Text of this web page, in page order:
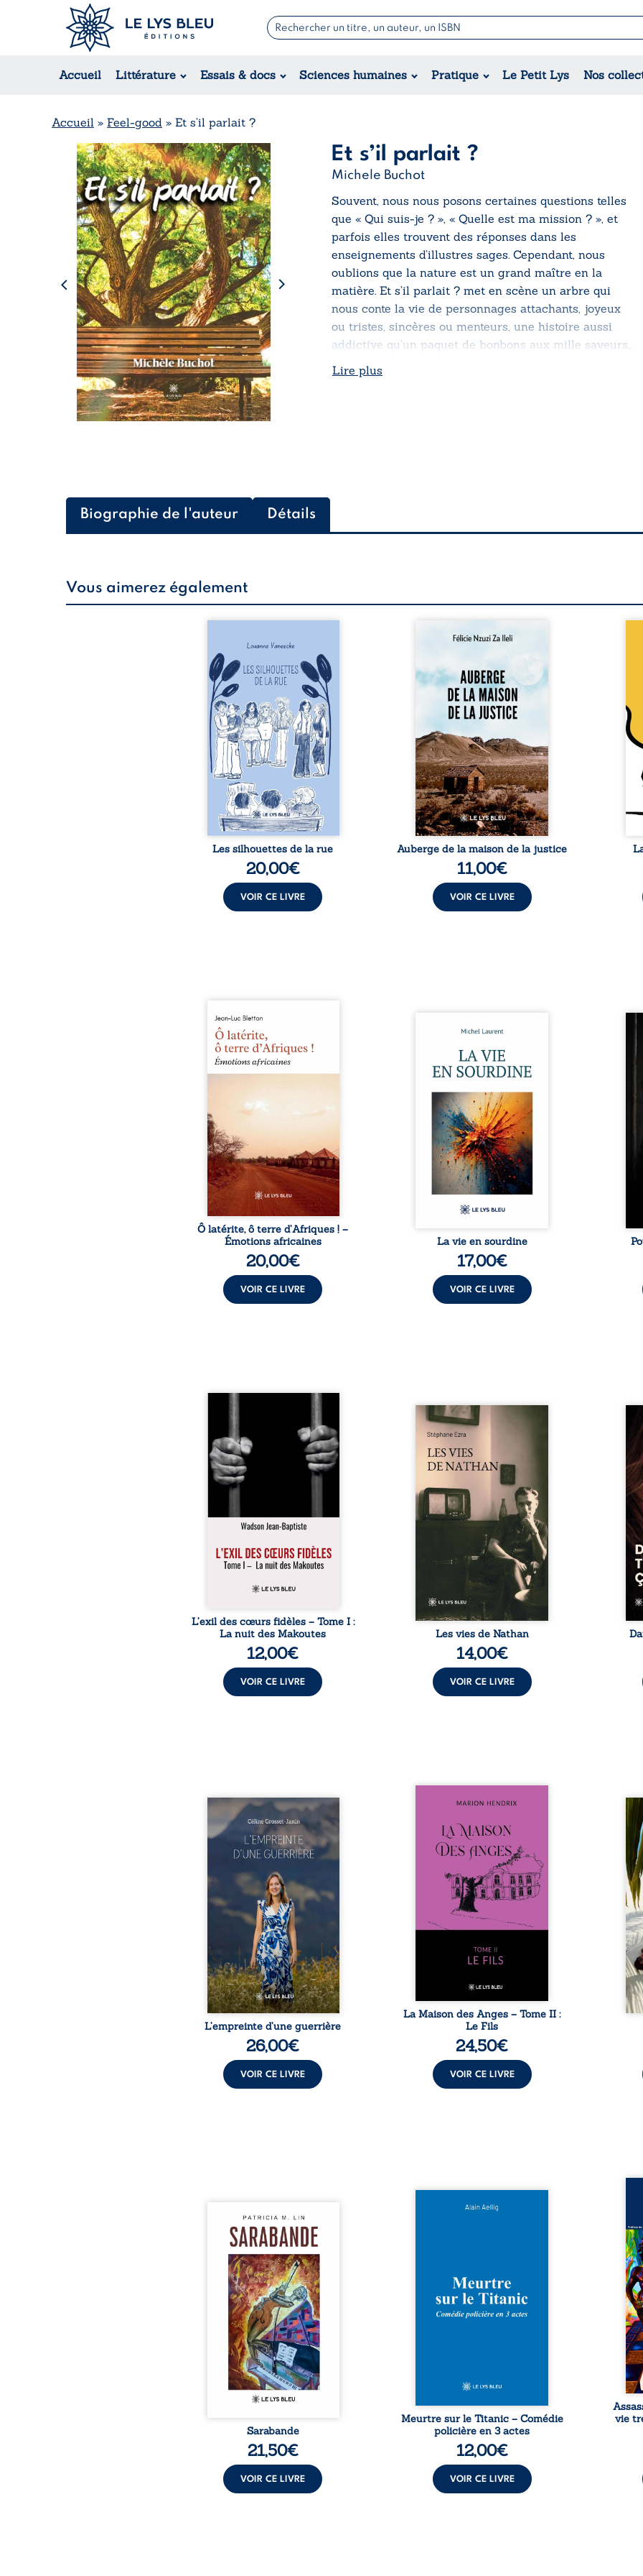
Accueil Littérature Essais & docs Sciences humaines Pratique Le Petit Lys Nos
Romans
Suspense / Thriller / Policier
Romance
Jeunesse
Théâtre
Accueil » Feel-good » Et s’il parlait ?
Et s’il parlait ?
Michele Buchot
Souvent, nous nous posons certaines questions telles
que « Qui suis-je ? », « Quelle est ma mission ? », et
parfois elles trouvent des réponses dans les
enseignements d’illustres sages. Cependant, nous
oublions que la nature est un grand maître en la
matière. Et s’il parlait ? met en scène un arbre qui
nous conte la vie de personnages attachants, joyeux
ou tristes, sincères ou menteurs, une histoire aussi
addictive qu’un paquet de bonbons aux mille saveurs…
Lire plus
Biographie de l'auteur Détails
Vous aimerez également
donne la parole à six
personnages ordinaires,
traversés par des pensées, des
émotions et des silences qui
pourraient appartenir à
chacun de nous. À travers
leurs parcours, ce roman invite
à porter un regard différent
sur celles et ceux qui nous
entourent, à deviner ce qui se
cache derrière les apparences
et à s’ouvrir au fourmillement
sensible de notre ...
Les silhouettes de la rue
20,00€
VOIR CE LIVRE
Auberge de la maison de la
parcours exemplaire de Mbala
Zi Nkuaku Lema Félix.
Magistrat intègre, fervent
défenseur des droits humains
et de l’indépendance
judiciaire, il voit sa carrière de
trente-quatre ans brutalement
brisée par une révocation
arbitraire en 2009, plongeant
sa vie dans un chaos matériel
et moral. À ...
Auberge de la maison de la justice
11,00€
VOIR CE LIVRE
le
Ô latérite, ô terre d’Afriques !
est un hommage poétique et
authentique aux paysages, aux
rencontres et aux émotions
brutes d’un continent en
reconstruction, entre
souvenirs intimes – la pluie à
Namoungou, le baobab de
Zagtouli – aux portraits
marquants – Thomas Sankara,
Hamadoun Dicko, le Vieux
Biokou – l’auteur partage des
instantanés ...
Ô latérite, ô terre d’Afriques ! –
Émotions africaines
20,00€
VOIR CE LIVRE
Nina et Pierre se sont
presque par hasard, et se sont
aimés simplement, persuadés
que la présence de l’autre
suffirait. Ils mènent une
existence modeste, rythmée
par le travail, la fatigue et les
silences. La mort de la mère de
Nina, chez qui ils vivent,
fragilise un équilibre déjà
précaire. Puis vient la
naissance de leur enfant, et le
basculement. ...
La vie en sourdine
17,00€
VOIR CE LIVRE
la
ont
la
« Une nuit suffit parfois pour
briser une famille… mais
certaines fidélités traversent
les années. » Haïti, sous la
dictature des Duvalier. La peur
s’étend jusque dans les
villages les plus reculés. À
Bainet, Jean-Joël Joli mène une
existence paisible avec sa
famille. Chef de section
respecté, il refuse pourtant de
fermer les yeux sur l’injustice.
Mais, dans un ...
L’exil des cœurs fidèles – Tome I :
La nuit des Makoutes
12,00€
VOIR CE LIVRE
Les vies de Nathan est un
recueil de poésie né en trois
la première fois, Stéphane Ezra,
médium, a pu communiquer
avec son père, disparu depuis
plus de vingt ans et qu’il n’a
jamais connu. De ce dialogue
par-delà la mort naissent des
poèmes qui retracent une vie
marquée par la Seconde
Guerre mondiale, une identité
juive brisée, la guerre ...
Les vies de Nathan
14,00€
VOIR CE LIVRE
À
ce
Que reste-t-il de l’enfance
lorsque la maladie impose ses
propres règles ? L’empreinte
d’une guerrière livre, sans
détour, le récit d’un quotidien
bouleversé par la maladie
chronique, l’errance médicale
et de longues hospitalisations.
L’auteure y raconte ce que les
dossiers médicaux taisent : la
peur, l’isolement, l’épuisement
et le sentiment de ne pas ...
L’empreinte d’une guerrière
26,00€
VOIR CE LIVRE
Nous sommes en 1979, soit 15
patriarche Anatole-Eustache.
La famille devra affronter non
seulement un inconnu qui rôde
autour du domaine et dont
Firmin, le fidèle majordome,
redoute les visites, le passé
encombrant d’Anatole-
Eustache, la malédiction
familiale, mais aussi la toute-
puissance de Gauthier. Mais
comment dompter cet enfant
avant qu’il ...
La Maison des Anges – Tome II :
Le Fils
24,50€
VOIR CE LIVRE
Au
eux,
Aux chants crépitants de l’été,
Sous le silence ouaté de la
neige en hiver, Au cours de
nuits pâles, Dans la clarté
bienveillante de la lune, Rêves,
pensées, révoltes et espoirs…
Des mots s’assemblent, colorés,
rebelles aux règles de la
poésie, mais chantant en
rythme. Ils forment une
sarabande, passionnée souvent,
Sarabande
21,50€
VOIR CE LIVRE
Et si le naufrage n’avait pas
les profondeurs de l’Atlantique.
Sept décennies plus tard, la
découverte de l’épave fait
resurgir un secret que l’on
Meurtre sur le Titanic – Comédie
policière en 3 actes
12,00€
VOIR CE LIVRE
La
de
qui
vie